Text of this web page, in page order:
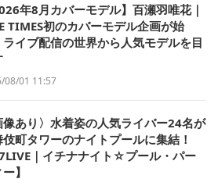
年8月カバーモデル】百瀬羽唯花｜
TIMES初のカバーモデル企画が始
ライブ配信の世界から人気モデルを目
08/01 11:57
像あり〉水着姿の人気ライバー24名が
町タワーのナイトプールに集結！
｜イチナナイト☆プール・パー
】